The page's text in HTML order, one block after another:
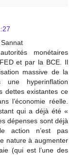
monétaires
et par la BCE. Il
massive de la
hyperinflation
dettes existantes ce
l’économie réelle.
qui a déjà été «
dépenses sont déjà
action n’est pas
nature à augmenter
(qui est l’une des